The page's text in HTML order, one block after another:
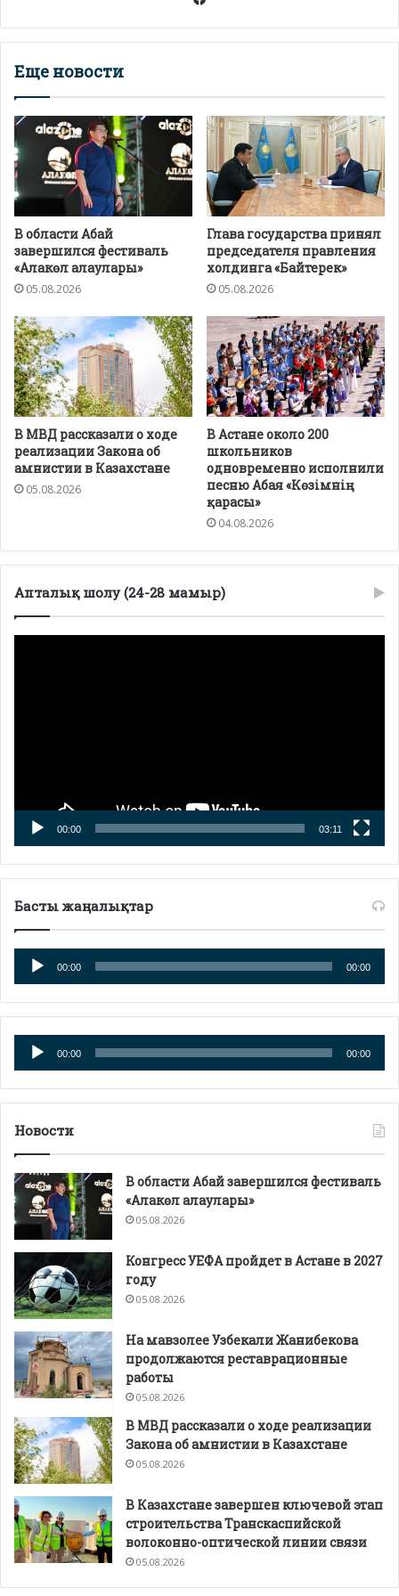
Еще новости
В области Абай
завершился фестиваль
«Алакөл алаулары»
05.08.2026
Глава государства принял
председателя правления
холдинга «Байтерек»
05.08.2026
В МВД рассказали о ходе
реализации Закона об
амнистии в Казахстане
05.08.2026
В Астане около 200
школьников
одновременно исполнили
песню Абая «Көзімнің
қарасы»
04.08.2026
Апталық шолу (24-28 мамыр)
00:00 03:11
Басты жаңалықтар
Аудиоплеер
00:00 00:00
Аудиоплеер
00:00 00:00
Новости
В области Абай завершился фестиваль
«Алакөл алаулары»
05.08.2026
Конгресс УЕФА пройдет в Астане в 2027
году
05.08.2026
На мавзолее Узбекали Жанибекова
продолжаются реставрационные
работы
05.08.2026
В МВД рассказали о ходе реализации
Закона об амнистии в Казахстане
05.08.2026
В Казахстане завершен ключевой этап
строительства Транскаспийской
волоконно-оптической линии связи
05.08.2026